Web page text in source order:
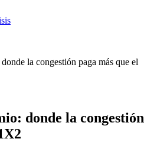
la congestión paga más que el
donde la congestión